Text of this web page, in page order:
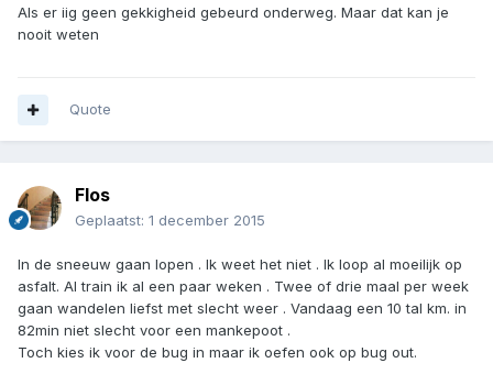
Als er iig geen gekkigheid gebeurd onderweg. Maar dat kan je
nooit weten
Quote
Flos
Geplaatst: 1 december 2015
In de sneeuw gaan lopen . Ik weet het niet . Ik loop al moeilijk op
asfalt. Al train ik al een paar weken . Twee of drie maal per week
gaan wandelen liefst met slecht weer . Vandaag een 10 tal km. in
82min niet slecht voor een mankepoot .
Toch kies ik voor de bug in maar ik oefen ook op bug out.